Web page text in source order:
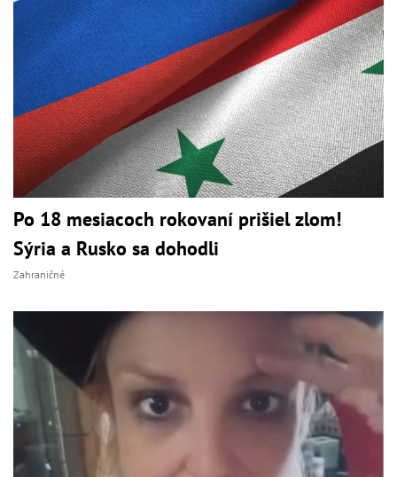
Po 18 mesiacoch rokovaní prišiel zlom!
Sýria a Rusko sa dohodli
Zahraničné